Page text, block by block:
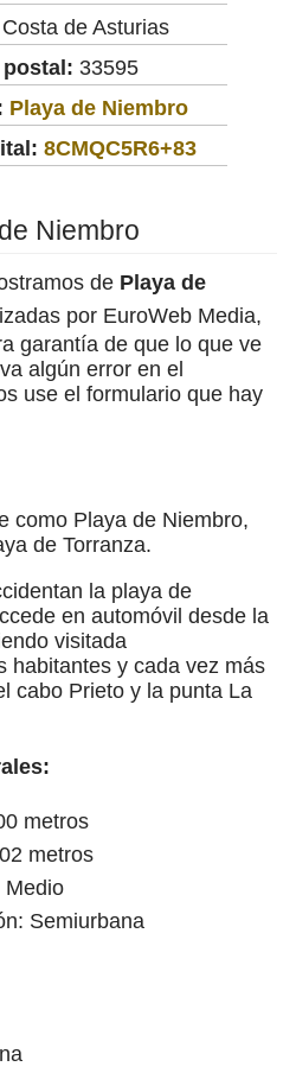
Costa de Asturias
33595
Playa de Niembro
8CMQC5R6+83
Niembro
de Playa de
por EuroWeb Media,
garantía de que lo que ve
algún error en el
use el formulario que hay
como Playa de Niembro,
de Torranza.
la playa de
en automóvil desde la
visitada
habitantes y cada vez más
cabo Prieto y la punta La
metros
metros
Medio
Semiurbana